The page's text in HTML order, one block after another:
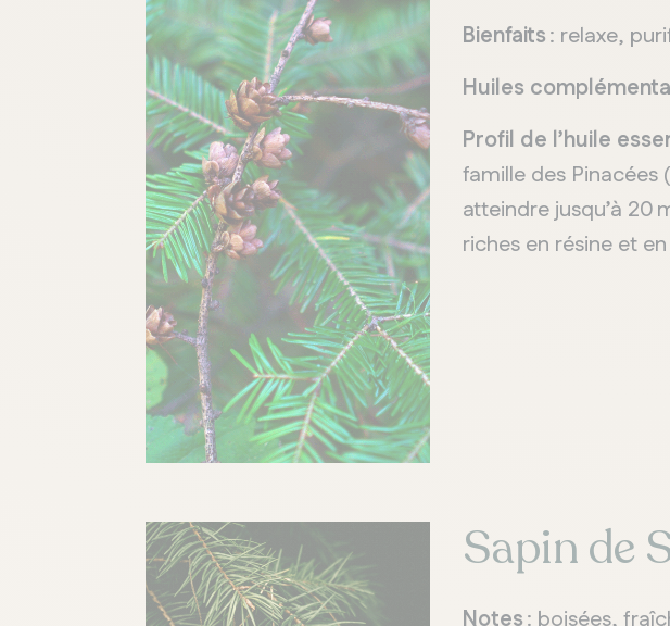
Bienfaits: relaxe,
Huiles
Profil de l’huile
famille des Pinacées
atteindre jusqu’à 20
riches en résine et
Sapin de
Notes: boisées,